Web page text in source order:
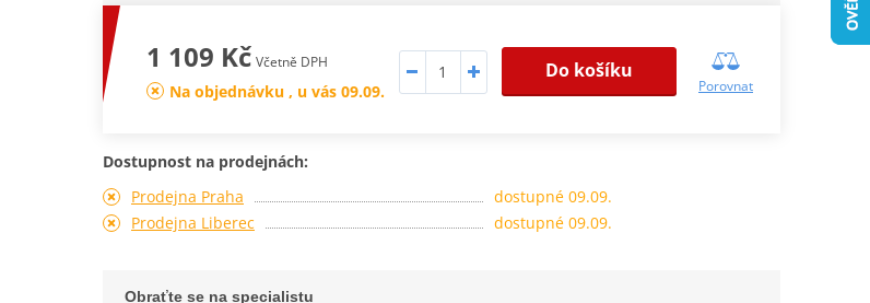
1 109 Kč Včetně DPH
Na objednávku , u vás 09.09.
Do košíku
Porovnat
Dostupnost na prodejnách:
Prodejna Praha
dostupné 09.09.
Prodejna Liberec
dostupné 09.09.
Obraťte se na specialistu